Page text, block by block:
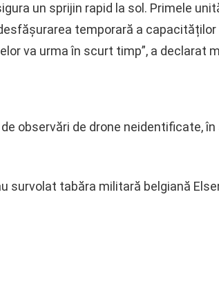
un sprijin rapid la sol. Primele
temporară a
va urma în scurt timp”, a declarat
observări de drone neidentificate, în
survolat tabăra militară belgiană